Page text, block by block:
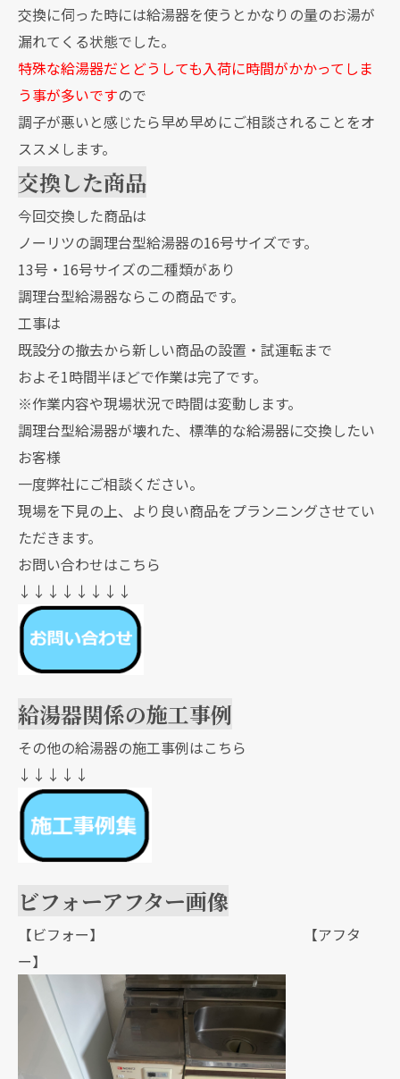
交換に伺った時には給湯器を使うとかなりの量のお湯が
漏れてくる状態でした。
特殊な給湯器だとどうしても入荷に時間がかかってしま
う事が多いですので
調子が悪いと感じたら早め早めにご相談されることをオ
ススメします。
交換した商品
今回交換した商品は
ノーリツの調理台型給湯器の16号サイズです。
13号・16号サイズの二種類があり
調理台型給湯器ならこの商品です。
工事は
既設分の撤去から新しい商品の設置・試運転まで
およそ1時間半ほどで作業は完了です。
※作業内容や現場状況で時間は変動します。
調理台型給湯器が壊れた、標準的な給湯器に交換したい
お客様
一度弊社にご相談ください。
現場を下見の上、より良い商品をプランニングさせてい
ただきます。
お問い合わせはこちら
↓↓↓↓↓↓↓↓
給湯器関係の施工事例
その他の給湯器の施工事例はこちら
↓↓↓↓↓
ビフォーアフター画像
【ビフォー】 【アフタ
ー】